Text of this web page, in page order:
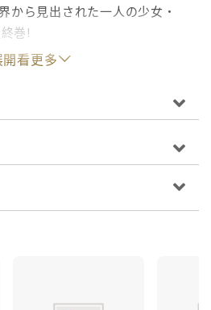
から見出された一人の少女・
巻!
開看更多